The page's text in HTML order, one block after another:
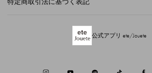
公式アプリ ete/Jouete